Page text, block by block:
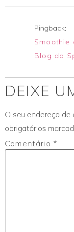
Pingback:
Smoothie
Blog da
DEIXE
O seu endereço de
obrigatórios
Comentário*